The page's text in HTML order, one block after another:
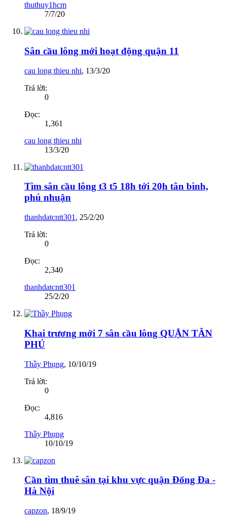
thuthuy1hcm
7/7/20
Sân cầu lông mới hoạt động quận 11
cau long thieu nhi, 13/3/20
Trả lời:
0
Đọc:
1,361
cau long thieu nhi
13/3/20
Tìm sân cầu lông t3 t5 18h tới 20h tân bình,
phú nhuận
thanhdatcntt301 , 25/2/20
Trả lời:
0
Đọc:
2,340
thanhdatcntt301
25/2/20
Khai trương mới 7 sân cầu lông QUẬN TÂN
PHÚ
Thầy Phụng, 10/10/19
Trả lời:
0
Đọc:
4,816
Thầy Phụng
10/10/19
Cần tìm thuê sân tại khu vực quận Đống Đa -
Hà Nội
capzon, 18/9/19